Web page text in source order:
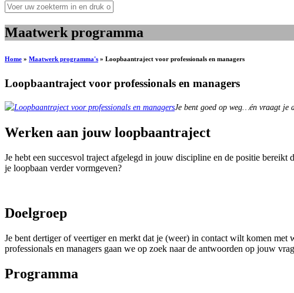
Maatwerk programma
Home » Maatwerk programma's » Loopbaantraject voor professionals en managers
Loopbaantraject voor professionals en managers
Je bent goed op weg…én vraagt je
Werken aan jouw loopbaantraject
Je hebt een succesvol traject afgelegd in jouw discipline en de positie
je loopbaan verder vormgeven?
Doelgroep
Je bent dertiger of veertiger en merkt dat je (weer) in contact wilt komen
professionals en managers gaan we op zoek naar de antwoorden op jouw
Programma